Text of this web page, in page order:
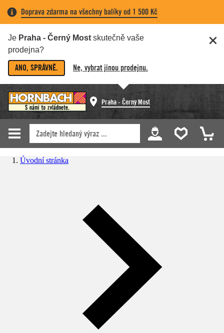
Doprava zdarma na všechny balíky od 1 500 Kč
Je Praha - Černý Most skutečně vaše
prodejna?
ANO, SPRÁVNĚ. Ne, vybrat jinou prodejnu.
Praha - Černý Most
Úvodní stránka